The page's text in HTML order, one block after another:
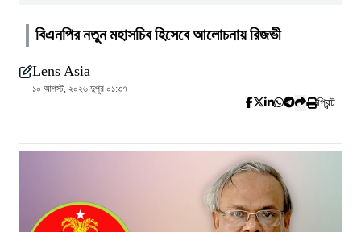
বিএনপির নতুন মহাসচিব হিসেবে আলোচনায় রিজভী
Lens Asia
১০ আগস্ট, ২০২৬ দুপুর ০১:৩৭
প্রিন্ট